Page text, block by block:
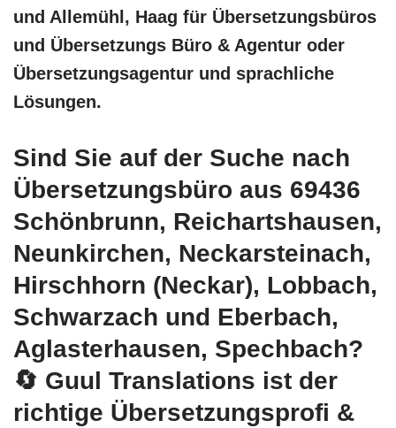
und Allemühl, Haag für Übersetzungsbüros
und Übersetzungs Büro & Agentur oder
Übersetzungsagentur und sprachliche
Lösungen.
Sind Sie auf der Suche nach
Übersetzungsbüro aus 69436
Schönbrunn, Reichartshausen,
Neunkirchen, Neckarsteinach,
Hirschhorn (Neckar), Lobbach,
Schwarzach und Eberbach,
Aglasterhausen, Spechbach?
🔄 Guul Translations ist der
richtige Übersetzungsprofi &